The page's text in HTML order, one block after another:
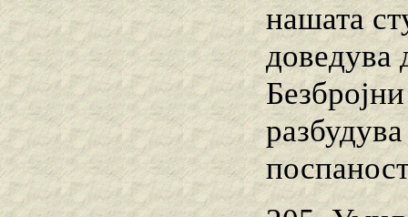
нашата
доведува